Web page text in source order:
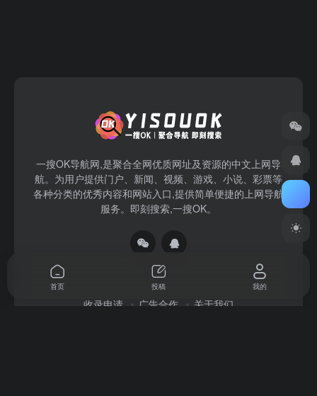
一搜OK导航网,是聚合全网优质网址及资源的中文上网导
航。为用户提供门户、新闻、视频、游戏、小说、彩票等
各种分类的优秀内容和网站入口,提供简单便捷的上网导航
服务。即刻搜索,一搜OK。
收录申请 广告合作 关于我们
首页 投稿 我的